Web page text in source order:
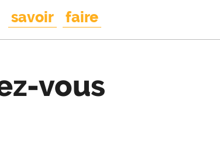
savoir faire
vous